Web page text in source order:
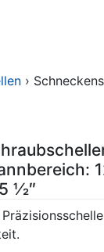
›
1⁄2″